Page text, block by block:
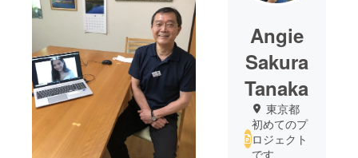
Angie
Sakura
Tanaka
東京都
初めてのプ
ロジェクト
です